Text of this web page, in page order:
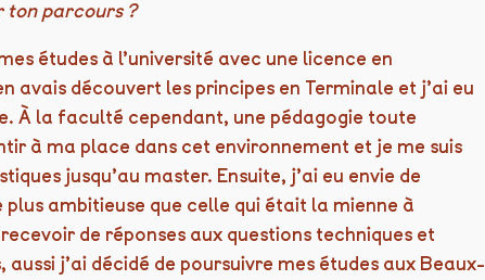
ton parcours ?
études à l’université avec une licence en
avais découvert les principes en Terminale et j’ai eu
À la faculté cependant, une pédagogie toute
à ma place dans cet environnement et je me suis
jusqu’au master. Ensuite, j’ai eu envie de
ambitieuse que celle qui était la mienne à
de réponses aux questions techniques et
j’ai décidé de poursuivre mes études aux Beaux-